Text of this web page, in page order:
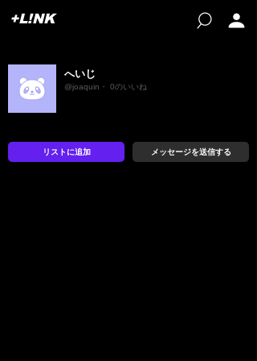
+L!NK
へいじ
@joaquin・ 0のいいね
リストに追加 メッセージを送信する